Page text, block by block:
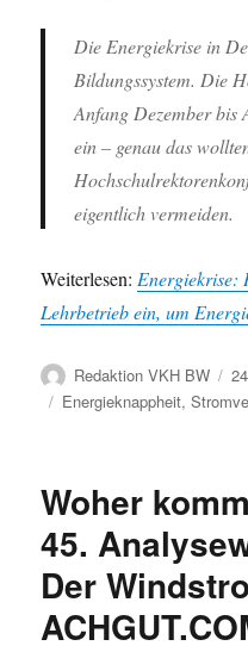
Die Energiekrise in
Bildungssystem. Die
Anfang Dezember bis
ein – genau das
eigentlich vermeiden.
Weiterlesen: Energiekrise:
Lehrbetrieb ein, um
Autor
Redaktion VKH BW
Schlagwörter
Energieknappheit,
Woher
45.
Der